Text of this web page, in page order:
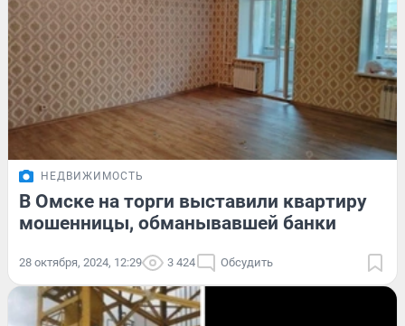
НЕДВИЖИМОСТЬ
В Омске на торги выставили квартиру
мошенницы, обманывавшей банки
28 октября, 2024, 12:29 3 424 Обсудить